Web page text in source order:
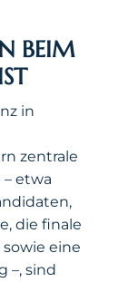
BEIM
in
zentrale
etwa
die finale
eine
–, sind